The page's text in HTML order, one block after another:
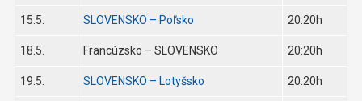
15.5. SLOVENSKO – Poľsko 20:20h
18.5. Francúzsko – SLOVENSKO 20:20h
19.5. SLOVENSKO – Lotyšsko 20:20h